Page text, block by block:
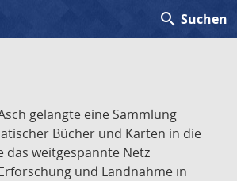
search Suchen
gelangte eine Sammlung
Bücher und Karten in die
das weitgespannte Netz
und Landnahme in